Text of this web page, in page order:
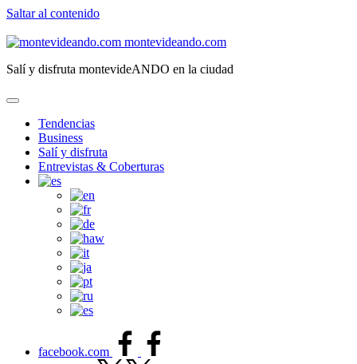
Saltar al contenido
montevideando.com
Salí y disfruta montevideANDO en la ciudad
Tendencias
Business
Salí y disfruta
Entrevistas & Coberturas
facebook.com